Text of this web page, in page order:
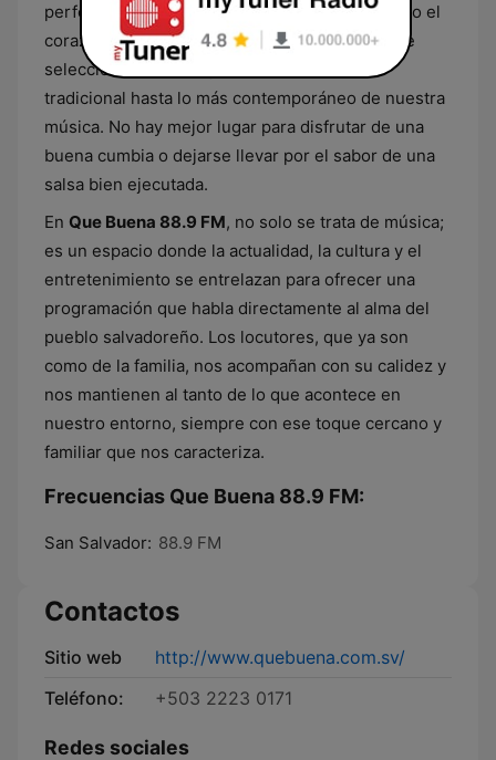
perfecta de cada día. Esta emisora se ha ganado el
corazón de los salvadoreños con su inigualable
selección de ritmos que van desde lo más
tradicional hasta lo más contemporáneo de nuestra
música. No hay mejor lugar para disfrutar de una
buena cumbia o dejarse llevar por el sabor de una
salsa bien ejecutada.
En Que Buena 88.9 FM, no solo se trata de música;
es un espacio donde la actualidad, la cultura y el
entretenimiento se entrelazan para ofrecer una
programación que habla directamente al alma del
pueblo salvadoreño. Los locutores, que ya son
como de la familia, nos acompañan con su calidez y
nos mantienen al tanto de lo que acontece en
nuestro entorno, siempre con ese toque cercano y
familiar que nos caracteriza.
Frecuencias Que Buena 88.9 FM:
San Salvador: 88.9 FM
Contactos
Sitio web
http://www.quebuena.com.sv/
Teléfono:
+503 2223 0171
Redes sociales